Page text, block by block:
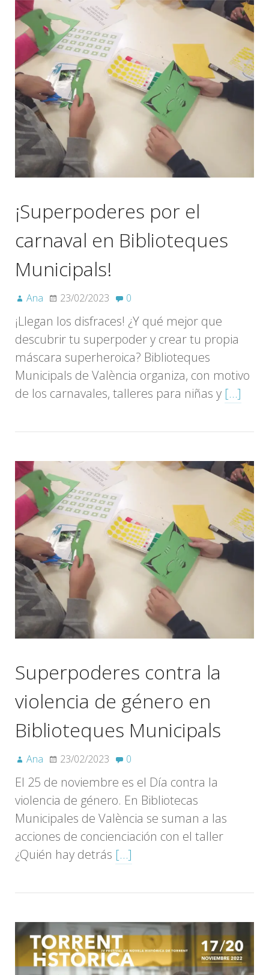
¡Superpoderes por el
carnaval en Biblioteques
Municipals!
Ana 23/02/2023 0
¡Llegan los disfraces! ¿Y qué mejor que
descubrir tu superpoder y crear tu propia
máscara superheroica? Biblioteques
Municipals de València organiza, con motivo
de los carnavales, talleres para niñas y […]
Superpoderes contra la
violencia de género en
Biblioteques Municipals
Ana 23/02/2023 0
El 25 de noviembre es el Día contra la
violencia de género. En Bibliotecas
Municipales de València se suman a las
acciones de concienciación con el taller
¿Quién hay detrás […]